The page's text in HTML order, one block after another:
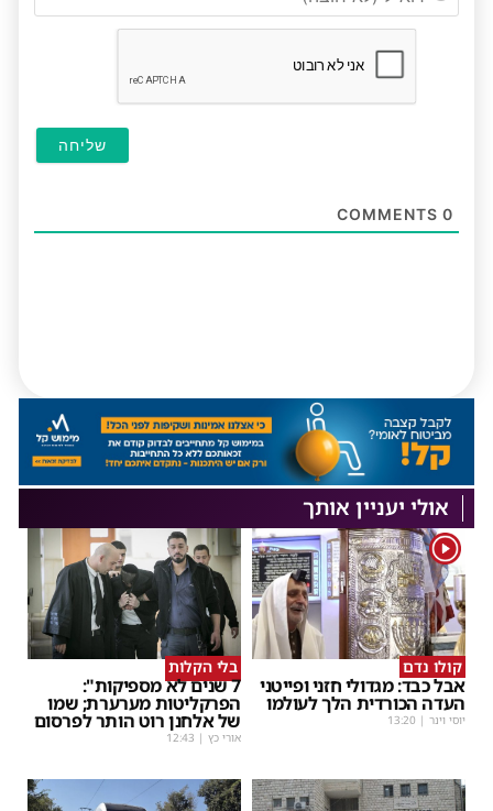
0
אולי יעניין אותך
1
קולו נדם
אבל כבד: מגדולי חזני ופייטני
העדה הכורדית הלך לעולמו
יוסי וינר |
13:20
בלי הקלות
7 שנים לא מספיקות":
הפרקליטות מערערת; שמו
של אלחנן רוט הותר לפרסום
אורי כץ |
12:43